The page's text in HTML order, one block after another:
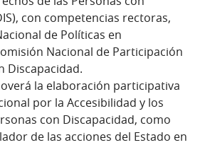
con competencias rectoras,
de Políticas en
Nacional de Participación
Discapacidad.
la elaboración participativa
por la Accesibilidad y los
con Discapacidad, como
de las acciones del Estado en